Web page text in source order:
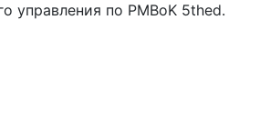
управления по PMBoK 5thed.